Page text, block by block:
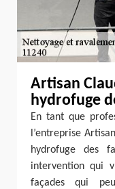
Artisan
hydrofuge
En tant que
l’entreprise
hydrofuge des
intervention qui
façades qui